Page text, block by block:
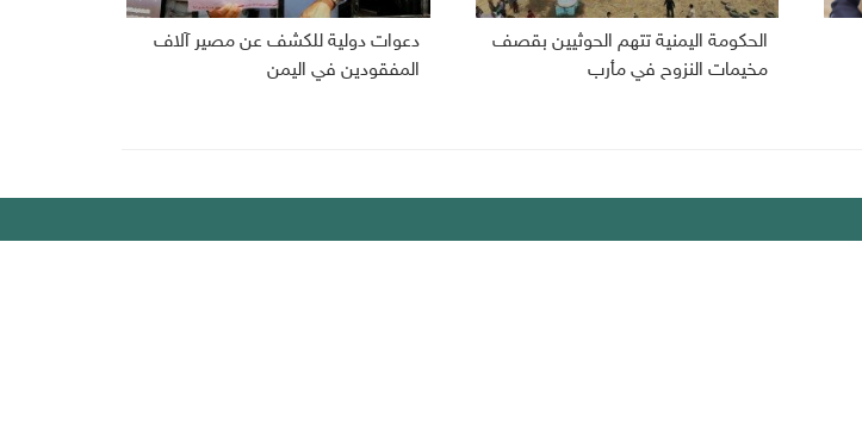
الحكومة اليمنية تتهم الحوثيين بقصف
مخيمات النزوح في مأرب
دعوات دولية للكشف عن مصير آلاف
المفقودين في اليمن